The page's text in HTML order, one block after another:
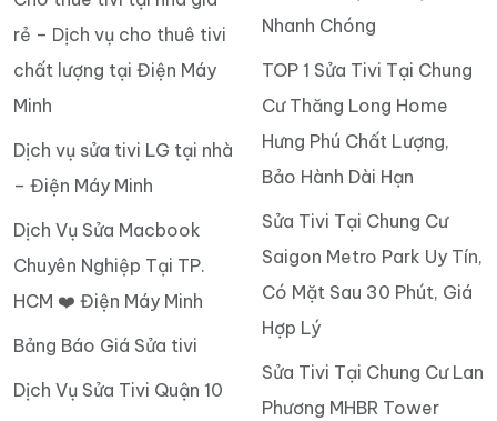
rẻ – Dịch vụ cho thuê tivi
chất lượng tại Điện Máy
Minh
Dịch vụ sửa tivi LG tại nhà
– Điện Máy Minh
Dịch Vụ Sửa Macbook
Chuyên Nghiệp Tại TP.
HCM ❤️ Điện Máy Minh
Bảng Báo Giá Sửa tivi
Dịch Vụ Sửa Tivi Quận 10
Nhanh Chóng
TOP 1 Sửa Tivi Tại Chung
Cư Thăng Long Home
Hưng Phú Chất Lượng,
Bảo Hành Dài Hạn
Sửa Tivi Tại Chung Cư
Saigon Metro Park Uy Tín,
Có Mặt Sau 30 Phút, Giá
Hợp Lý
Sửa Tivi Tại Chung Cư Lan
Phương MHBR Tower